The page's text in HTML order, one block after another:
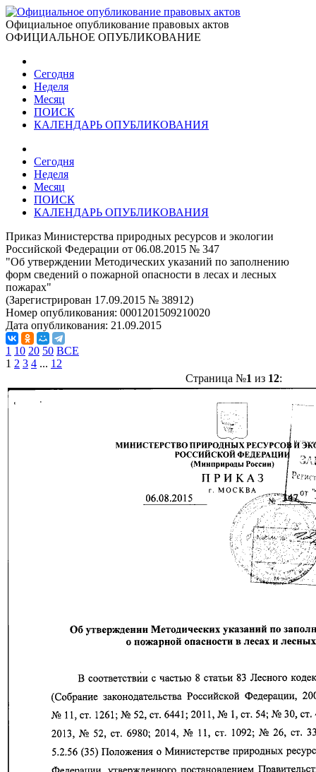
Официальное опубликование правовых актов
ОФИЦИАЛЬНОЕ ОПУБЛИКОВАНИЕ
Сегодня
Неделя
Месяц
ПОИСК
КАЛЕНДАРЬ ОПУБЛИКОВАНИЯ
Сегодня
Неделя
Месяц
ПОИСК
КАЛЕНДАРЬ ОПУБЛИКОВАНИЯ
Приказ Министерства природных ресурсов и экологии
Российской Федерации от 06.08.2015 № 347
"Об утверждении Методических указаний по заполнению
форм сведений о пожарной опасности в лесах и лесных
пожарах"
(Зарегистрирован 17.09.2015 № 38912)
Номер опубликования: 0001201509210020
Дата опубликования: 21.09.2015
1 10 20 50 ВСЕ
1 2 3 4 ... 12
Страница №1 из 12: